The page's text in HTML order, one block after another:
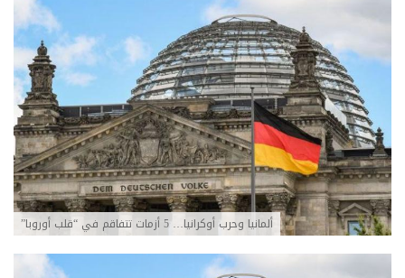
ألمانيا وحرب أوكرانيا… 5 أزمات تتفاقم في “قلب أوروبا”